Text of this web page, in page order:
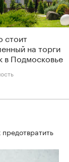
стоит
на торги
в Подмосковье